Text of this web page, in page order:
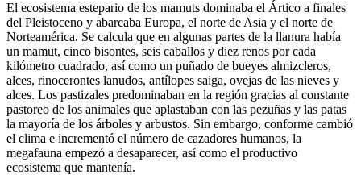
El ecosistema estepario de los mamuts dominaba el Ártico a finales
del Pleistoceno y abarcaba Europa, el norte de Asia y el norte de
Norteamérica. Se calcula que en algunas partes de la llanura había
un mamut, cinco bisontes, seis caballos y diez renos por cada
kilómetro cuadrado, así como un puñado de bueyes almizcleros,
alces, rinocerontes lanudos, antílopes saiga, ovejas de las nieves y
alces. Los pastizales predominaban en la región gracias al constante
pastoreo de los animales que aplastaban con las pezuñas y las patas
la mayoría de los árboles y arbustos. Sin embargo, conforme cambió
el clima e incrementó el número de cazadores humanos, la
megafauna empezó a desaparecer, así como el productivo
ecosistema que mantenía.